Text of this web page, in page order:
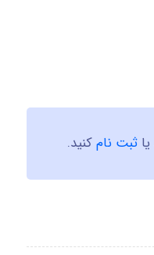
یا ثبت نامکنید.